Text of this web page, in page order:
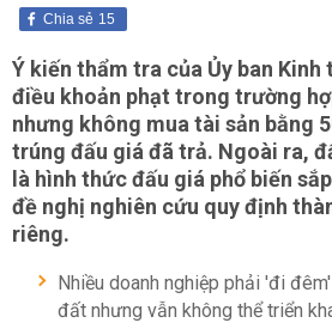
15
Chia sẻ
Ý kiến thẩm tra của Ủy ban Kinh
điều khoản phạt trong trường
nhưng không mua tài sản bằng
trúng đấu giá đã trả. Ngoài ra,
là hình thức đấu giá phổ biến
đề nghị nghiên cứu quy định
riêng.
Nhiều doanh nghiệp phải 'đi
đất nhưng vẫn không thể triển